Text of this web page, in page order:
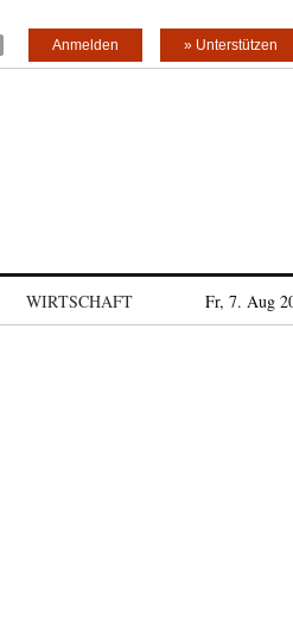
» Unterstützen
Anmelden
WIRTSCHAFT Fr, 7. Aug